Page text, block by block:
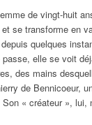
de vingt-huit
se transforme en
quelques
elle se voit
des mains
de Bennicoeur,
« créateur », lui,